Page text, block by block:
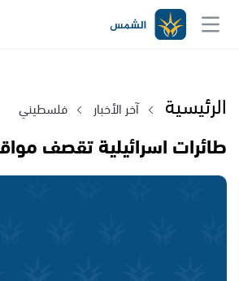
الرئيسية آخر الأخبار فلسطيني
طائرات اسرائيلية تقصف